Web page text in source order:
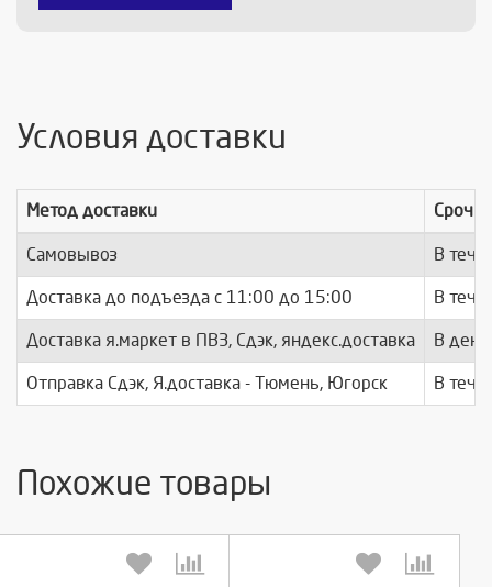
Условия доставки
Метод доставки
Самовывоз В
Доставка до подъезда c 11:00 до 15:00 В
Доставка я.маркет в ПВЗ, Сдэк, яндекс.доставка В день
Отправка Сдэк, Я.доставка - Тюмень, Югорск В
Похожие товары